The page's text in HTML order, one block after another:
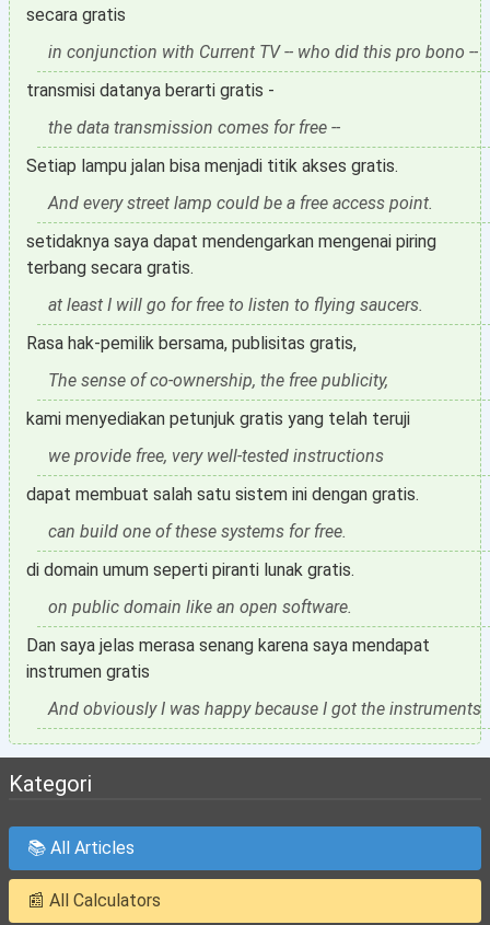
secara gratis
in conjunction with Current TV -- who did this pro bono --
transmisi datanya berarti gratis -
the data transmission comes for free --
Setiap lampu jalan bisa menjadi titik akses gratis.
And every street lamp could be a free access point.
setidaknya saya dapat mendengarkan mengenai piring
terbang secara gratis.
at least I will go for free to listen to flying saucers.
Rasa hak-pemilik bersama, publisitas gratis,
The sense of co-ownership, the free publicity,
kami menyediakan petunjuk gratis yang telah teruji
we provide free, very well-tested instructions
dapat membuat salah satu sistem ini dengan gratis.
can build one of these systems for free.
di domain umum seperti piranti lunak gratis.
on public domain like an open software.
Dan saya jelas merasa senang karena saya mendapat
instrumen gratis
And obviously I was happy because I got the instruments
Kategori
📚 All Articles
📰 All Calculators